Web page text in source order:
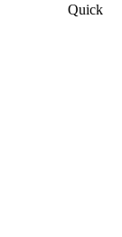
Quick